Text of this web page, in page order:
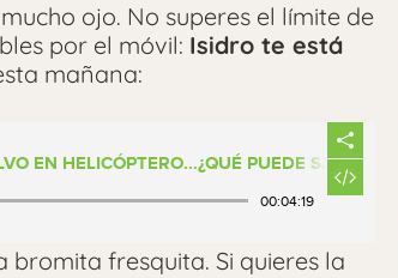
ojo. No superes el límite de
por el móvil: Isidro te está
mañana:
EN HELICÓPTERO...¿QUÉ PUEDE SALIR MAL?
00:04:19
fresquita. Si quieres la